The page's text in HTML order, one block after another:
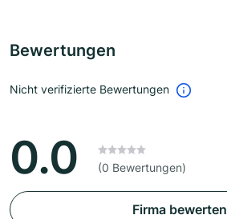
Bewertungen
Nicht verifizierte Bewertungen
0.0 (0 Bewertungen)
Firma bewerten